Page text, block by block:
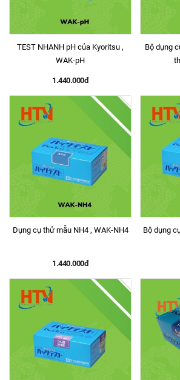
TEST NHANH pH của Kyoritsu ,
WAK-pH
1.440.000đ
Bộ dụng
Dụng cụ thử mẫu NH4 , WAK-NH4
1.440.000đ
Bộ dụng